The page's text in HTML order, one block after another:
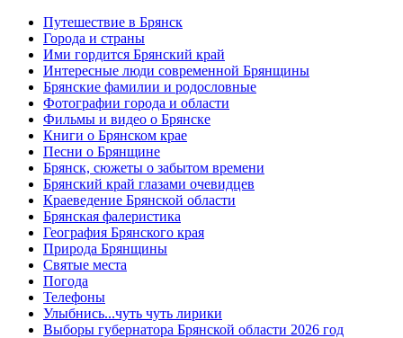
Путешествие в Брянск
Города и страны
Ими гордится Брянский край
Интересные люди современной Брянщины
Брянские фамилии и родословные
Фотографии города и области
Фильмы и видео о Брянске
Книги о Брянском крае
Песни о Брянщине
Брянск, сюжеты о забытом времени
Брянский край глазами очевидцев
Краеведение Брянской области
Брянская фалеристика
География Брянского края
Природа Брянщины
Святые места
Погода
Телефоны
Улыбнись...чуть чуть лирики
Выборы губернатора Брянской области 2026 год